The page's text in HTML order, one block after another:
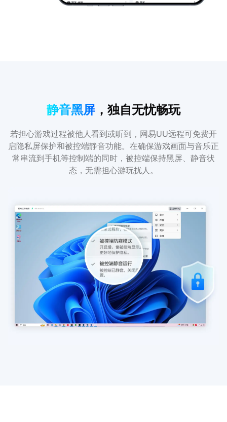
静音黑屏 ，独自无忧畅玩
若担心游戏过程被他人看到或听到，网易UU远程可免费开
启隐私屏保护和被控端静音功能。在确保游戏画面与音乐正
常串流到手机等控制端的同时，被控端保持黑屏、静音状
态，无需担心游玩扰人。